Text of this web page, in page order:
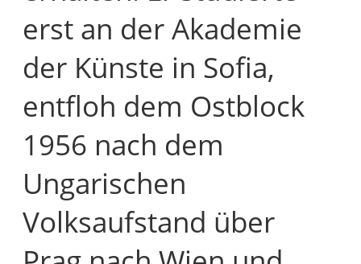
erst an der Akademie
der Künste in Sofia,
entfloh dem Ostblock
1956 nach dem
Ungarischen
Volksaufstand über